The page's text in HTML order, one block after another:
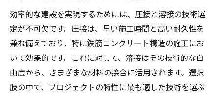
効率的な建設を実現するためには、圧接と溶接の技術選
定が不可欠です。圧接は、早い施工時間と高い耐久性を
兼ね備えており、特に鉄筋コンクリート構造の施工にお
いて効果的です。これに対して、溶接はその技術的な自
由度から、さまざまな材料の接合に活用されます。選択
肢の中で、プロジェクトの特性に最も適した技術を選ぶ